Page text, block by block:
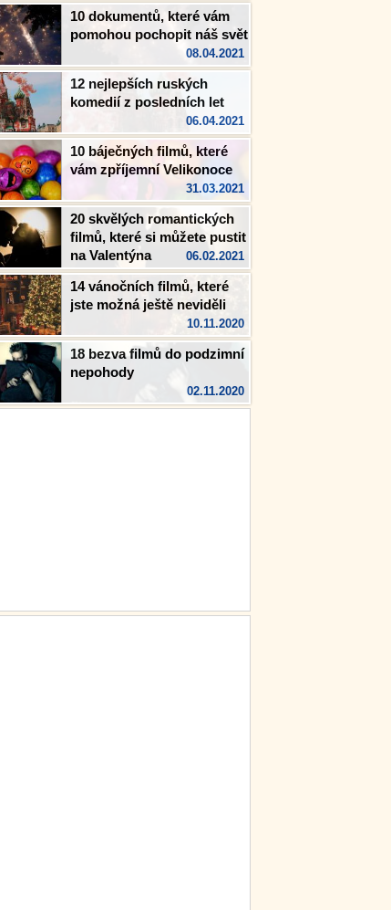
10 dokumentů, které vám
pomohou pochopit náš svět
08.04.2021
12 nejlepších ruských
komedií z posledních let
06.04.2021
10 báječných filmů, které
vám zpříjemní Velikonoce
31.03.2021
20 skvělých romantických
filmů, které si můžete pustit
na Valentýna
06.02.2021
14 vánočních filmů, které
jste možná ještě neviděli
10.11.2020
18 bezva filmů do podzimní
nepohody
02.11.2020